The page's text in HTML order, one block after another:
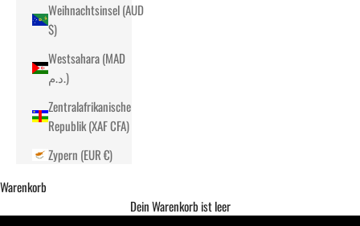
Weihnachtsinsel (AUD
$)
Westsahara (MAD
د.م.)
Zentralafrikanische
Republik (XAF CFA)
Zypern (EUR €)
Warenkorb
Dein Warenkorb ist leer
Entdecke Dein Potential